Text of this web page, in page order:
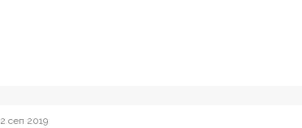
2 сеп 2019